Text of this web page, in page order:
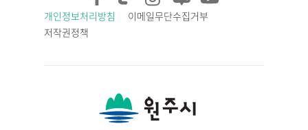
개인정보처리방침
이메일무단수집거부
저작권정책